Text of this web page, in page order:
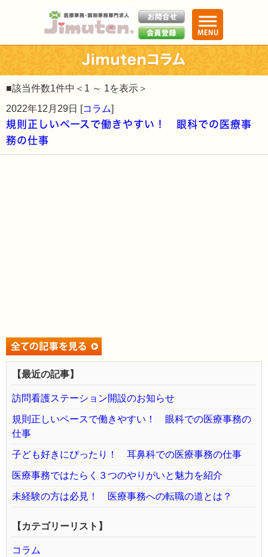
■該当件数1件中＜1 ～ 1を表示＞
2022年12月29日 [コラム]
規則正しいペースで働きやすい！ 眼科での医療事
務の仕事
【最近の記事】
訪問看護ステーション開設のお知らせ
規則正しいペースで働きやすい！ 眼科での医療事務の
仕事
子ども好きにぴったり！ 耳鼻科での医療事務の仕事
医療事務ではたらく３つのやりがいと魅力を紹介
未経験の方は必見！ 医療事務への転職の道とは？
【カテゴリーリスト】
コラム